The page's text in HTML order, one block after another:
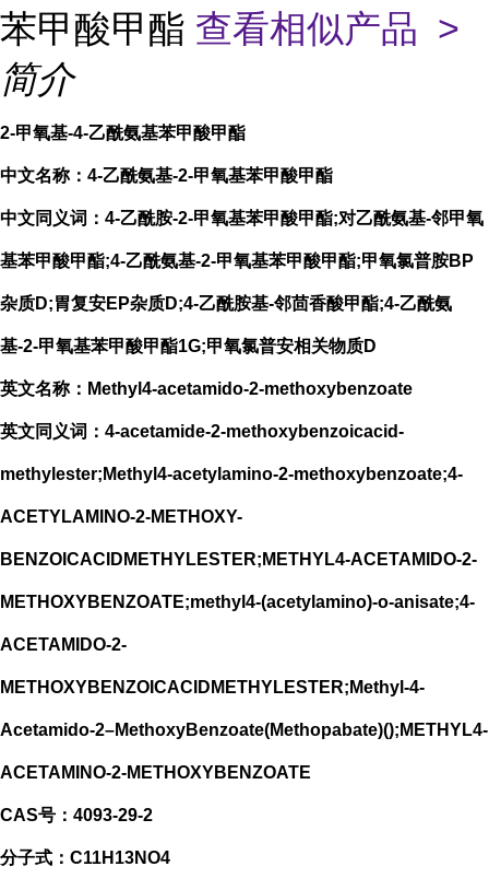
苯甲酸甲酯 查看相似产品 >
简介
2-甲氧基-4-乙酰氨基苯甲酸甲酯
中文名称：4-乙酰氨基-2-甲氧基苯甲酸甲酯
中文同义词：4-乙酰胺-2-甲氧基苯甲酸甲酯;对乙酰氨基-邻甲氧
基苯甲酸甲酯;4-乙酰氨基-2-甲氧基苯甲酸甲酯;甲氧氯普胺BP
杂质D;胃复安EP杂质D;4-乙酰胺基-邻茴香酸甲酯;4-乙酰氨
基-2-甲氧基苯甲酸甲酯1G;甲氧氯普安相关物质D
英文名称：Methyl4-acetamido-2-methoxybenzoate
英文同义词：4-acetamide-2-methoxybenzoicacid-
methylester;Methyl4-acetylamino-2-methoxybenzoate;4-
ACETYLAMINO-2-METHOXY-
BENZOICACIDMETHYLESTER;METHYL4-ACETAMIDO-2-
METHOXYBENZOATE;methyl4-(acetylamino)-o-anisate;4-
ACETAMIDO-2-
METHOXYBENZOICACIDMETHYLESTER;Methyl-4-
Acetamido-2–MethoxyBenzoate(Methopabate)();METHYL4-
ACETAMINO-2-METHOXYBENZOATE
CAS号：4093-29-2
分子式：C11H13NO4